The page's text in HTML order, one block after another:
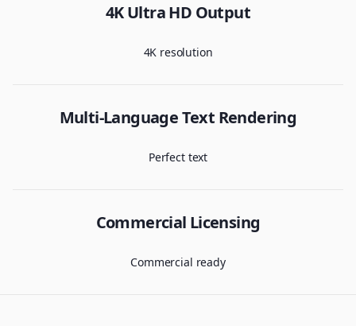
4K Ultra HD Output
4K resolution
Multi-Language Text Rendering
Perfect text
Commercial Licensing
Commercial ready